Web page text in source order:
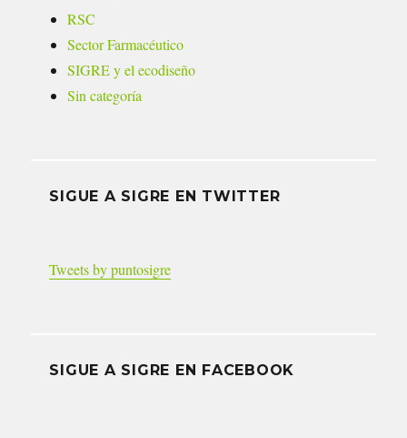
RSC
Sector Farmacéutico
SIGRE y el ecodiseño
Sin categoría
SIGUE A SIGRE EN TWITTER
Tweets by puntosigre
SIGUE A SIGRE EN FACEBOOK